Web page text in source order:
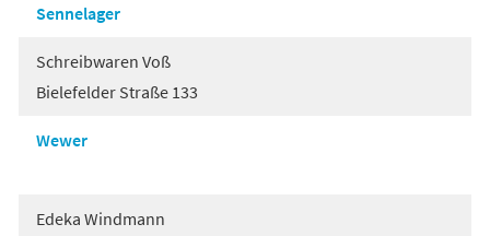
Sennelager
Schreibwaren Voß
Bielefelder Straße 133
Wewer
Edeka Windmann